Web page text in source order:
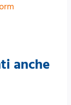
anche